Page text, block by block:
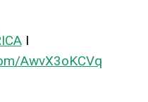
I
AwvX3oKCVq